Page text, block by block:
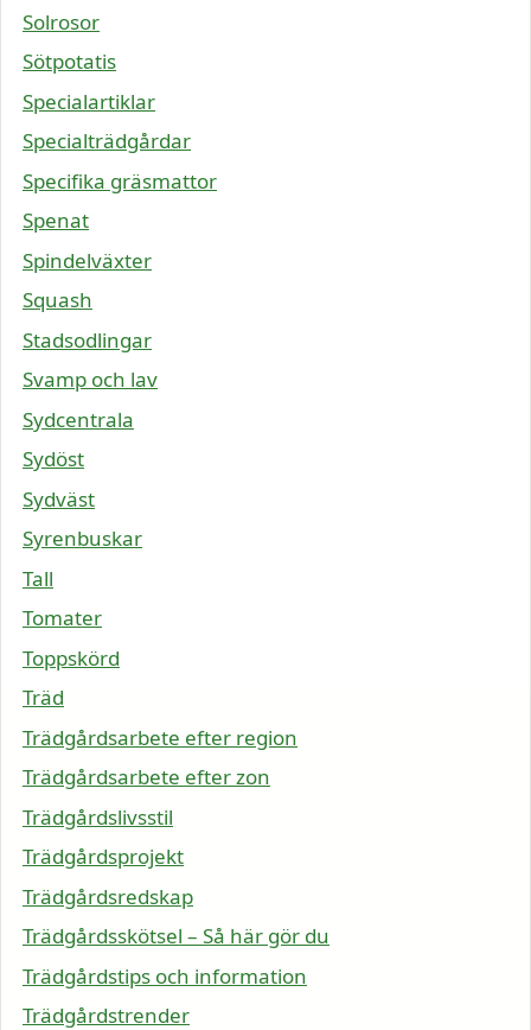
Solrosor
Sötpotatis
Specialartiklar
Specialträdgårdar
Specifika gräsmattor
Spenat
Spindelväxter
Squash
Stadsodlingar
Svamp och lav
Sydcentrala
Sydöst
Sydväst
Syrenbuskar
Tall
Tomater
Toppskörd
Träd
Trädgårdsarbete efter region
Trädgårdsarbete efter zon
Trädgårdslivsstil
Trädgårdsprojekt
Trädgårdsredskap
Trädgårdsskötsel – Så här gör du
Trädgårdstips och information
Trädgårdstrender